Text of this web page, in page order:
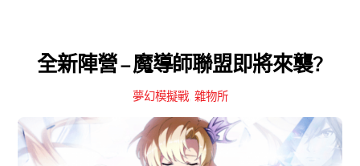
全新陣營 – 魔導師聯盟即將來襲?
夢幻模擬戰, 雜物所